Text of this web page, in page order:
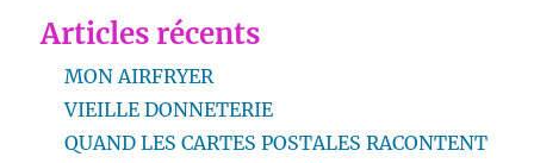
Articles récents
MON AIRFRYER
VIEILLE DONNETERIE
QUAND LES CARTES POSTALES RACONTENT